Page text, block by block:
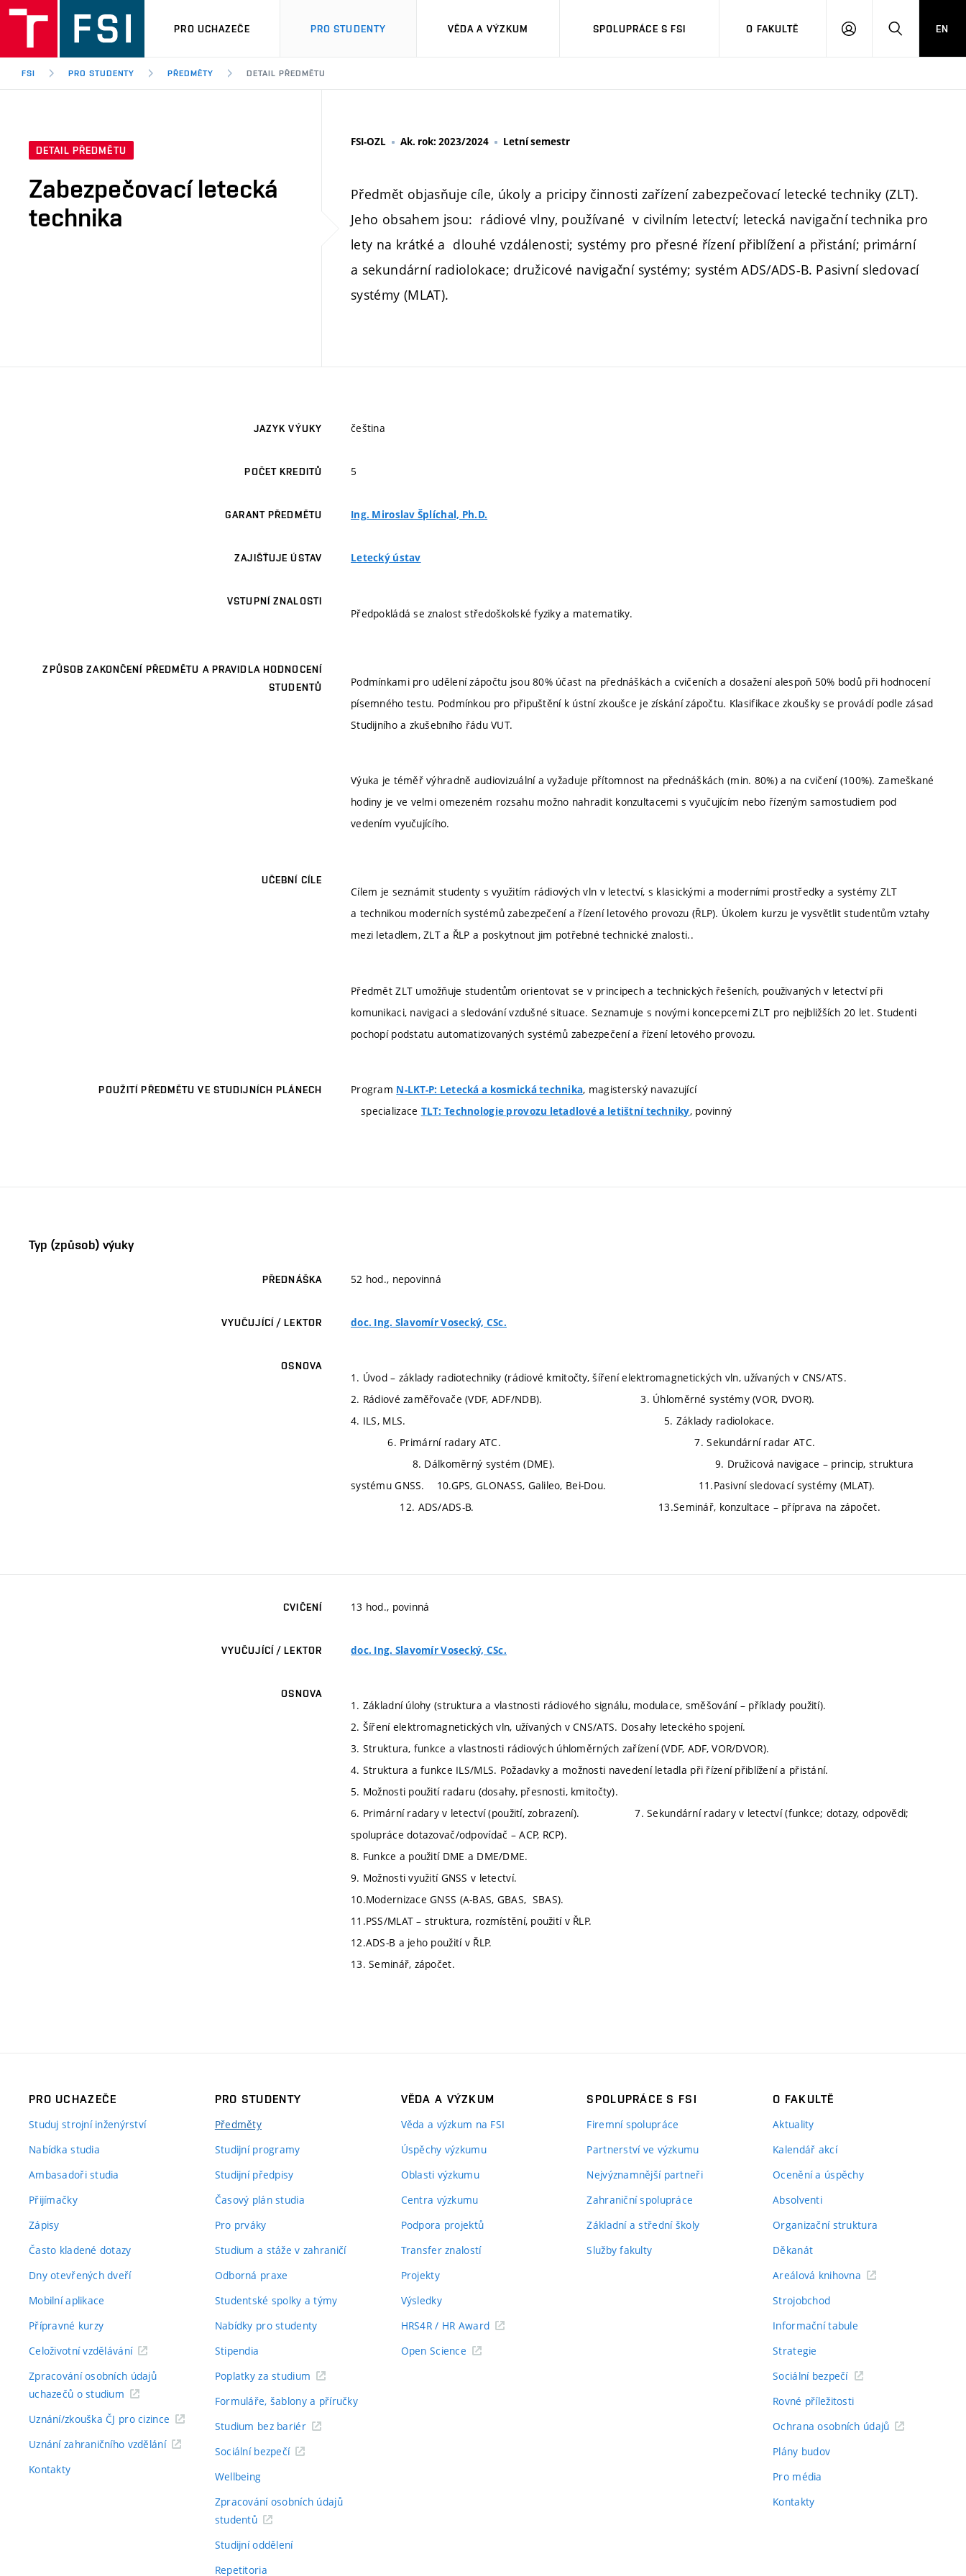
PRO UCHAZEČE PRO STUDENTY VĚDA A VÝZKUM SPOLUPRÁCE S FSI O FAKULTĚ
PŘIHLÁŠENÍHLEDAT
EN
FSI PRO STUDENTY PŘEDMĚTY DETAIL PŘEDMĚTU
DETAIL PŘEDMĚTU
Zabezpečovací letecká
technika
FSI-OZL Ak. rok: 2023/2024 Letní semestr
Předmět objasňuje cíle, úkoly a pricipy činnosti zařízení zabezpečovací letecké techniky (ZLT).
Jeho obsahem jsou: rádiové vlny, používané v civilním letectví; letecká navigační technika pro
lety na krátké a dlouhé vzdálenosti; systémy pro přesné řízení přiblížení a přistání; primární
a sekundární radiolokace; družicové navigační systémy; systém ADS/ADS-B. Pasivní sledovací
systémy (MLAT).
JAZYK VÝUKY čeština
POČET KREDITŮ 5
GARANT PŘEDMĚTU Ing. Miroslav Šplíchal, Ph.D.
ZAJIŠŤUJE ÚSTAV Letecký ústav
VSTUPNÍ ZNALOSTI
Předpokládá se znalost středoškolské fyziky a matematiky.
ZPŮSOB ZAKONČENÍ PŘEDMĚTU A PRAVIDLA HODNOCENÍ
STUDENTŮ
Podmínkami pro udělení zápočtu jsou 80% účast na přednáškách a cvičeních a dosažení alespoň 50% bodů při hodnocení
písemného testu. Podmínkou pro připuštění k ústní zkoušce je získání zápočtu. Klasifikace zkoušky se provádí podle zásad
Studijního a zkušebního řádu VUT.
Výuka je téměř výhradně audiovizuální a vyžaduje přítomnost na přednáškách (min. 80%) a na cvičení (100%). Zameškané
hodiny je ve velmi omezeném rozsahu možno nahradit konzultacemi s vyučujícím nebo řízeným samostudiem pod
vedením vyučujícího.
UČEBNÍ CÍLE
Cílem je seznámit studenty s využitím rádiových vln v letectví, s klasickými a moderními prostředky a systémy ZLT
a technikou moderních systémů zabezpečení a řízení letového provozu (ŘLP). Úkolem kurzu je vysvětlit studentům vztahy
mezi letadlem, ZLT a ŘLP a poskytnout jim potřebné technické znalosti..
Předmět ZLT umožňuje studentům orientovat se v principech a technických řešeních, použivaných v letectví při
komunikaci, navigaci a sledování vzdušné situace. Seznamuje s novými koncepcemi ZLT pro nejbližších 20 let. Studenti
pochopí podstatu automatizovaných systémů zabezpečení a řízení letového provozu.
POUŽITÍ PŘEDMĚTU VE STUDIJNÍCH PLÁNECH Program N-LKT-P: Letecká a kosmická technika, magisterský navazující
specializace TLT: Technologie provozu letadlové a letištní techniky, povinný
Typ (způsob) výuky
PŘEDNÁŠKA 52 hod., nepovinná
VYUČUJÍCÍ / LEKTOR doc. Ing. Slavomír Vosecký, CSc.
OSNOVA
1. Úvod – základy radiotechniky (rádiové kmitočty, šíření elektromagnetických vln, užívaných v CNS/ATS.
2. Rádiové zaměřovače (VDF, ADF/NDB). 3. Úhloměrné systémy (VOR, DVOR).
4. ILS, MLS. 5. Základy radiolokace.
6. Primární radary ATC. 7. Sekundární radar ATC.
8. Dálkoměrný systém (DME). 9. Družicová navigace – princip, struktura
systému GNSS. 10.GPS, GLONASS, Galileo, Bei-Dou. 11.Pasivní sledovací systémy (MLAT).
12. ADS/ADS-B. 13.Seminář, konzultace – příprava na zápočet.
CVIČENÍ 13 hod., povinná
VYUČUJÍCÍ / LEKTOR doc. Ing. Slavomír Vosecký, CSc.
OSNOVA
1. Základní úlohy (struktura a vlastnosti rádiového signálu, modulace, směšování – příklady použití).
2. Šíření elektromagnetických vln, užívaných v CNS/ATS. Dosahy leteckého spojení.
3. Struktura, funkce a vlastnosti rádiových úhloměrných zařízení (VDF, ADF, VOR/DVOR).
4. Struktura a funkce ILS/MLS. Požadavky a možnosti navedení letadla při řízení přiblížení a přistání.
5. Možnosti použití radaru (dosahy, přesnosti, kmitočty).
6. Primární radary v letectví (použití, zobrazení). 7. Sekundární radary v letectví (funkce; dotazy, odpovědi;
spolupráce dotazovač/odpovídač – ACP, RCP).
8. Funkce a použití DME a DME/DME.
9. Možnosti využití GNSS v letectví.
10.Modernizace GNSS (A-BAS, GBAS, SBAS).
11.PSS/MLAT – struktura, rozmístění, použití v ŘLP.
12.ADS-B a jeho použití v ŘLP.
13. Seminář, zápočet.
PRO UCHAZEČE
Studuj strojní inženýrství
Nabídka studia
Ambasadoři studia
Přijímačky
Zápisy
Často kladené dotazy
Dny otevřených dveří
Mobilní aplikace
Přípravné kurzy
Celoživotní vzdělávání
Zpracování osobních údajů
uchazečů o studium
Uznání/zkouška ČJ pro cizince
Uznání zahraničního vzdělání
Kontakty
PRO STUDENTY
Předměty
Studijní programy
Studijní předpisy
Časový plán studia
Pro prváky
Studium a stáže v zahraničí
Odborná praxe
Studentské spolky a týmy
Nabídky pro studenty
Stipendia
Poplatky za studium
Formuláře, šablony a příručky
Studium bez bariér
Sociální bezpečí
Wellbeing
Zpracování osobních údajů
studentů
Studijní oddělení
Repetitoria
VĚDA A VÝZKUM
Věda a výzkum na FSI
Úspěchy výzkumu
Oblasti výzkumu
Centra výzkumu
Podpora projektů
Transfer znalostí
Projekty
Výsledky
HRS4R / HR Award
Open Science
SPOLUPRÁCE S FSI
Firemní spolupráce
Partnerství ve výzkumu
Nejvýznamnější partneři
Zahraniční spolupráce
Základní a střední školy
Služby fakulty
O FAKULTĚ
Aktuality
Kalendář akcí
Ocenění a úspěchy
Absolventi
Organizační struktura
Děkanát
Areálová knihovna
Strojobchod
Informační tabule
Strategie
Sociální bezpečí
Rovné příležitosti
Ochrana osobních údajů
Plány budov
Pro média
Kontakty